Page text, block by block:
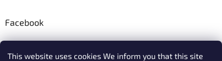
This website uses cookies We inform you that this site
Facebook